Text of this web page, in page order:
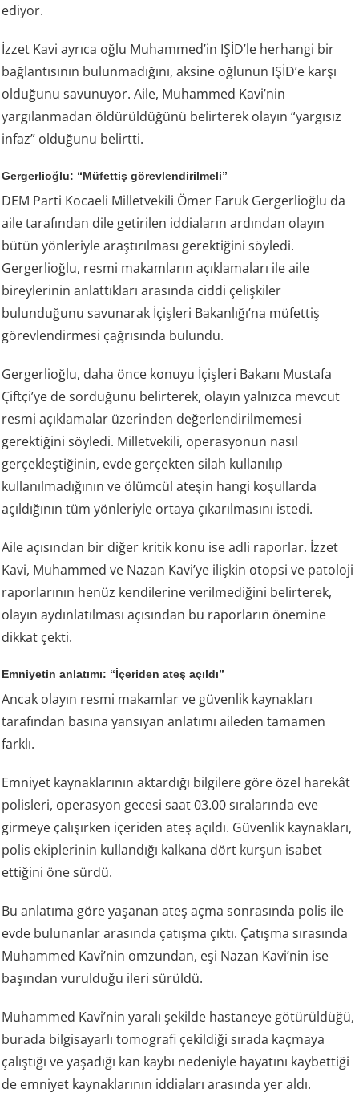
ediyor.
İzzet Kavi ayrıca oğlu Muhammed’in IŞİD’le herhangi bir
bağlantısının bulunmadığını, aksine oğlunun IŞİD’e karşı
olduğunu savunuyor. Aile, Muhammed Kavi’nin
yargılanmadan öldürüldüğünü belirterek olayın “yargısız
infaz” olduğunu belirtti.
Gergerlioğlu: “Müfettiş görevlendirilmeli”
DEM Parti Kocaeli Milletvekili Ömer Faruk Gergerlioğlu da
aile tarafından dile getirilen iddiaların ardından olayın
bütün yönleriyle araştırılması gerektiğini söyledi.
Gergerlioğlu, resmi makamların açıklamaları ile aile
bireylerinin anlattıkları arasında ciddi çelişkiler
bulunduğunu savunarak İçişleri Bakanlığı’na müfettiş
görevlendirmesi çağrısında bulundu.
Gergerlioğlu, daha önce konuyu İçişleri Bakanı Mustafa
Çiftçi’ye de sorduğunu belirterek, olayın yalnızca mevcut
resmi açıklamalar üzerinden değerlendirilmemesi
gerektiğini söyledi. Milletvekili, operasyonun nasıl
gerçekleştiğinin, evde gerçekten silah kullanılıp
kullanılmadığının ve ölümcül ateşin hangi koşullarda
açıldığının tüm yönleriyle ortaya çıkarılmasını istedi.
Aile açısından bir diğer kritik konu ise adli raporlar. İzzet
Kavi, Muhammed ve Nazan Kavi’ye ilişkin otopsi ve patoloji
raporlarının henüz kendilerine verilmediğini belirterek,
olayın aydınlatılması açısından bu raporların önemine
dikkat çekti.
Emniyetin anlatımı: “İçeriden ateş açıldı”
Ancak olayın resmi makamlar ve güvenlik kaynakları
tarafından basına yansıyan anlatımı aileden tamamen
farklı.
Emniyet kaynaklarının aktardığı bilgilere göre özel harekât
polisleri, operasyon gecesi saat 03.00 sıralarında eve
girmeye çalışırken içeriden ateş açıldı. Güvenlik kaynakları,
polis ekiplerinin kullandığı kalkana dört kurşun isabet
ettiğini öne sürdü.
Bu anlatıma göre yaşanan ateş açma sonrasında polis ile
evde bulunanlar arasında çatışma çıktı. Çatışma sırasında
Muhammed Kavi’nin omzundan, eşi Nazan Kavi’nin ise
başından vurulduğu ileri sürüldü.
Muhammed Kavi’nin yaralı şekilde hastaneye götürüldüğü,
burada bilgisayarlı tomografi çekildiği sırada kaçmaya
çalıştığı ve yaşadığı kan kaybı nedeniyle hayatını kaybettiği
de emniyet kaynaklarının iddiaları arasında yer aldı.